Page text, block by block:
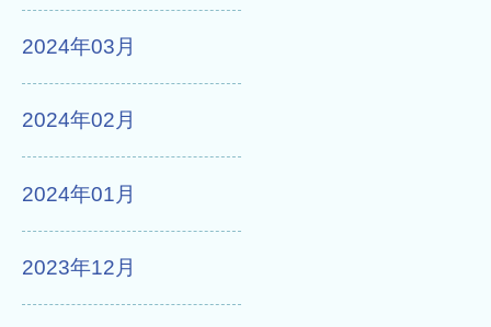
2024年03月
2024年02月
2024年01月
2023年12月